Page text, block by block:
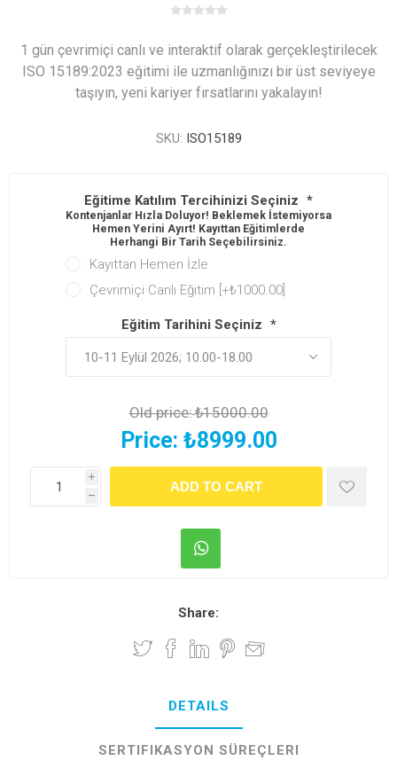
1 gün çevrimiçi canlı ve interaktif olarak gerçekleştirilecek
ISO 15189:2023 eğitimi ile uzmanlığınızı bir üst seviyeye
taşıyın, yeni kariyer fırsatlarını yakalayın!
SKU: ISO15189
Eğitime Katılım Tercihinizi Seçiniz *
Kontenjanlar Hızla Doluyor! Beklemek İstemiyorsan
Hemen Yerini Ayırt! Kayıttan Eğitimlerde
Herhangi Bir Tarih Seçebilirsiniz.
Kayıttan Hemen İzle
Çevrimiçi Canlı Eğitim [+₺1000.00]
Eğitim Tarihini Seçiniz *
Old price:₺15000.00
Price: ₺8999.00
i
h
Share:
DETAILS
SERTIFIKASYON SÜREÇLERI